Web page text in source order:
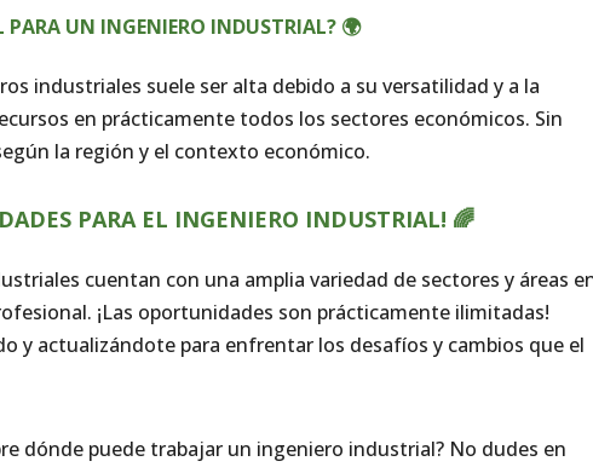
PARA UN INGENIERO INDUSTRIAL? 🌍
industriales suele ser alta debido a su versatilidad y a la
en prácticamente todos los sectores económicos. Sin
la región y el contexto económico.
PARA EL INGENIERO INDUSTRIAL! 🌈
cuentan con una amplia variedad de sectores y áreas
¡Las oportunidades son prácticamente ilimitadas!
y actualizándote para enfrentar los desafíos y cambios que el
dónde puede trabajar un ingeniero industrial? No dudes en